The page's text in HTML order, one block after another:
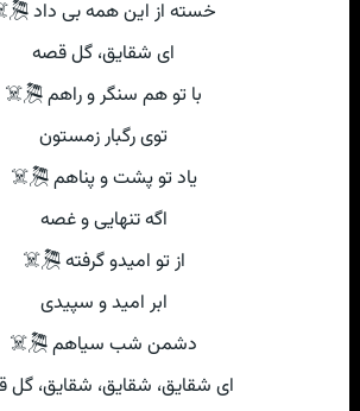
خسته از این همه بی داد
ای شقایق، گل قصه
با تو هم سنگر و راهم 🎘☠
توی رگبار زمستون
یاد تو پشت و پناهم 🎘☠
اگه تنهایی و غصه
از تو امیدو گرفته 🎘☠
ابر امید و سپیدی
دشمن شب سیاهم 🎘☠
ای شقایق، شقایق، شقایق، گل